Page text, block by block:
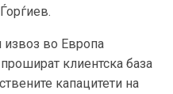
извоз во Европа
клиентска база
капацитети на